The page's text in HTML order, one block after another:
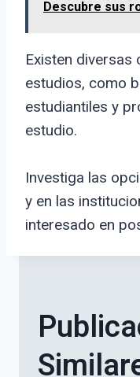
Descubre sus
Existen diversas
estudios, como
estudiantiles y
estudio.
Investiga las
y en las
interesado en